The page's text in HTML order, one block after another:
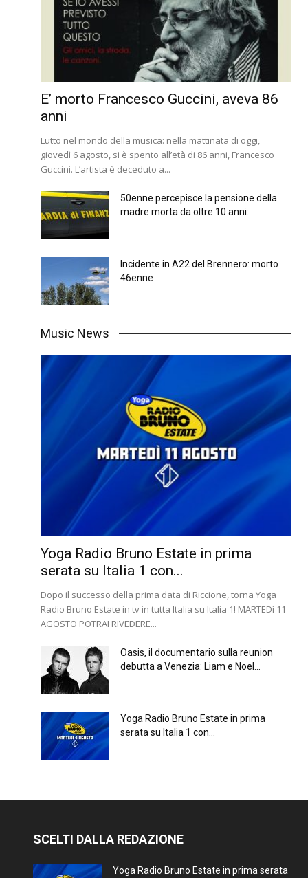
E’ morto Francesco Guccini, aveva 86
anni
Lutto nel mondo della musica: nella mattinata di oggi,
giovedì 6 agosto, si è spento all’età di 86 anni, Francesco
Guccini. L’artista è deceduto a...
50enne percepisce la pensione della
madre morta da oltre 10 anni:...
Incidente in A22 del Brennero: morto
46enne
Music News
Yoga Radio Bruno Estate in prima
serata su Italia 1 con...
Dopo il successo della prima data di Riccione, torna Yoga
Radio Bruno Estate in tv in tutta Italia su Italia 1! MARTEDì 11
AGOSTO POTRAI RIVEDERE...
Oasis, il documentario sulla reunion
debutta a Venezia: Liam e Noel...
Yoga Radio Bruno Estate in prima
serata su Italia 1 con...
SCELTI DALLA REDAZIONE
Yoga Radio Bruno Estate in prima serata